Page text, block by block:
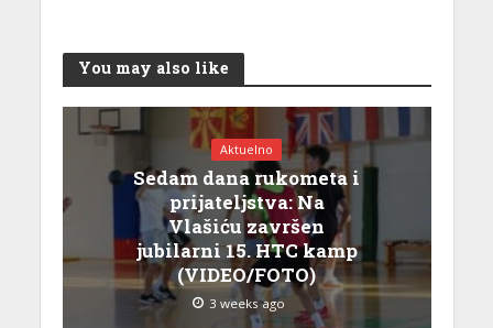
You may also like
Aktuelno
Sedam dana rukometa i
prijateljstva: Na
Vlašiću završen
jubilarni 15. HTC kamp
(VIDEO/FOTO)
3 weeks ago